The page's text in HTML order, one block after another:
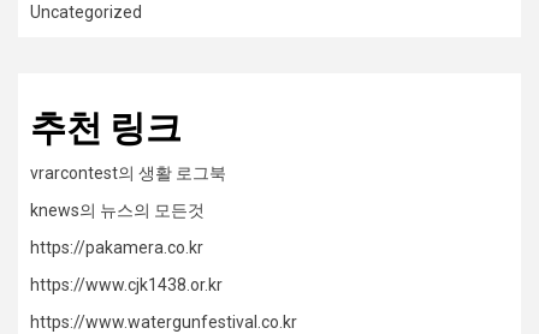
Uncategorized
추천 링크
vrarcontest의 생활 로그북
knews의 뉴스의 모든것
https://pakamera.co.kr
https://www.cjk1438.or.kr
https://www.watergunfestival.co.kr